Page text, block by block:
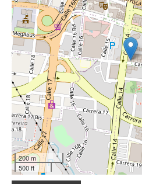
200 m
500 ft